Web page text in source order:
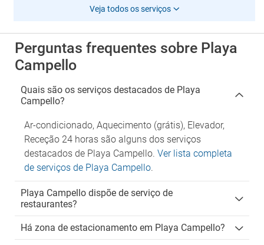
Veja todos os serviços
Perguntas frequentes sobre Playa
Campello
Quais são os serviços destacados de Playa
Campello?
Ar-condicionado, Aquecimento (grátis), Elevador,
Receção 24 horas são alguns dos serviços
destacados de Playa Campello. Ver lista completa
de serviços de Playa Campello.
Playa Campello dispõe de serviço de
restaurantes?
Há zona de estacionamento em Playa Campello?